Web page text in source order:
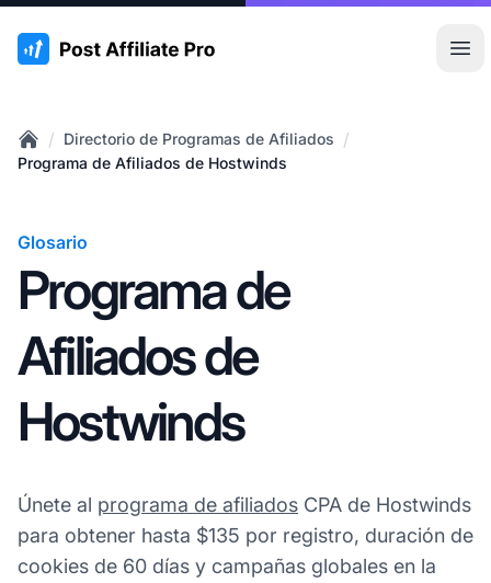
:site.title
Home
/ Directorio de Programas de Afiliados /
Programa de Afiliados de Hostwinds
Glosario
Programa de
Afiliados de
Hostwinds
Únete al programa de afiliados CPA de Hostwinds
para obtener hasta $135 por registro, duración de
cookies de 60 días y campañas globales en la